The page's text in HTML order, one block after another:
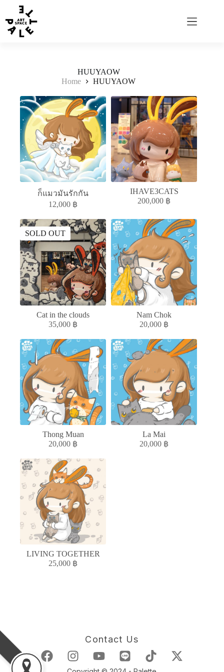
HUUYAOW
Home
HUUYAOW
ก็แมวมันรักกัน
12,000 ฿
IHAVE3CATS
200,000 ฿
SOLD OUT
Cat in the clouds
35,000 ฿
Nam Chok
20,000 ฿
Thong Muan
20,000 ฿
La Mai
20,000 ฿
LIVING TOGETHER
25,000 ฿
Contact Us